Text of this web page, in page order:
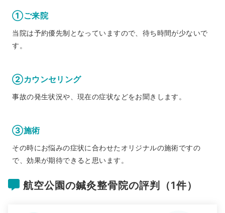
①ご来院
当院は予約優先制となっていますので、待ち時間が少ないで
す。
②カウンセリング
事故の発生状況や、現在の症状などをお聞きします。
③施術
その時にお悩みの症状に合わせたオリジナルの施術ですの
で、効果が期待できると思います。
航空公園の鍼灸整骨院の評判（1件）